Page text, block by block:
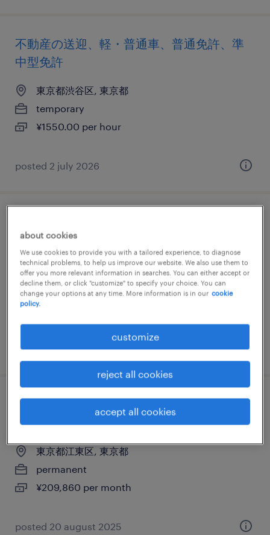
不動産の送迎、軽・普通車、普通免許、準
中型免許
東京都渋谷区, 東京都
temporary
¥1550.00 per hour
posted 2 july 2026
implementation for oracle) - dispatch
東京23区, 東京都
contract
¥6,000,000 - ¥6,500,000 per year, 年収600 ～
posted 15 may 2024
その他金融の個配・宅配・ルート・配送、
中型トラック、準中型免許、中型免許
東京都江東区, 東京都
permanent
¥209,860 per month
posted 20 august 2025
about cookies
We use cookies to provide you with a tailored experience, to diagnose
technical problems, to help us improve our website. We also use them to
offer you more relevant information in searches. You can either accept or
decline them, or click "customize" to specify your choice. You can
change your options at any time. More information is in our cookie
policy.
customize
reject all cookies
accept all cookies